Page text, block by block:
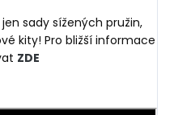
sady sížených pružin,
kity! Pro bližší informace
ZDE